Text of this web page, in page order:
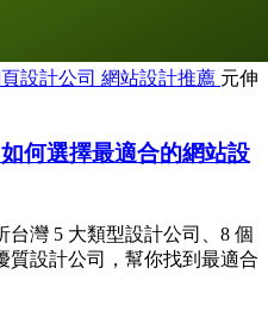
設計公司 網站設計推薦 元伸
何選擇最適合的網站設
灣 5 大類型設計公司、8 個
質設計公司，幫你找到最適合